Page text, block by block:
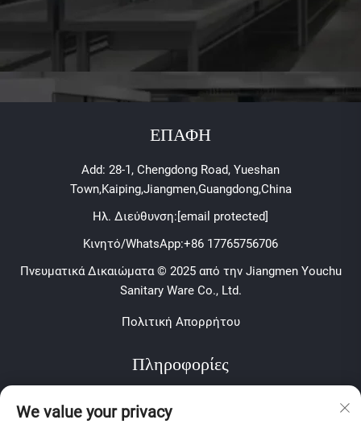
ΕΠΑΦΗ
Add: 28-1, Chengdong Road, Yueshan
Town,Kaiping,Jiangmen,Guangdong,China
Ηλ. Διεύθυνση:[email protected]
Κινητό/WhatsApp:+86 17765756706
Πνευματικά Δικαιώματα © 2025 από την Jiangmen Youchu
Sanitary Ware Co., Ltd.
Πολιτική Απορρήτου
Πληροφορίες
δελτίο μας
We value your privacy